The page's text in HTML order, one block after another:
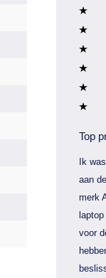
Top
Ik
aan
merk
voor